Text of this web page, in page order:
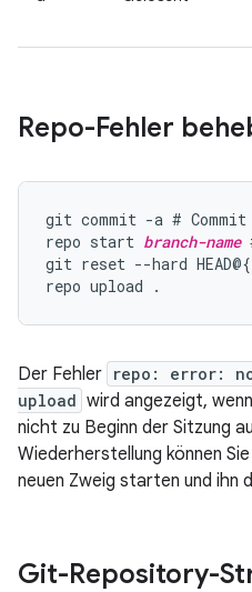
Repo-Fehler
git commit -a #
repo start branch-name
git reset --hard
Der Fehler repo: error:
upload wird angezeigt,
nicht zu Beginn der Sitzung
Wiederherstellung können
neuen Zweig starten und ihn
Git-Repository-